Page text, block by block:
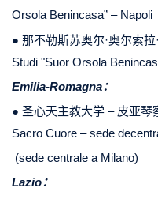
Orsola Benincasa” – Napoli
● 那不勒斯苏奥尔·奥尔索
Studi "Suor Orsola
Emilia-Romagna：
● 圣心天主教大学 – 皮亚琴
Sacro Cuore – sede
(sede centrale a Milano)
Lazio：